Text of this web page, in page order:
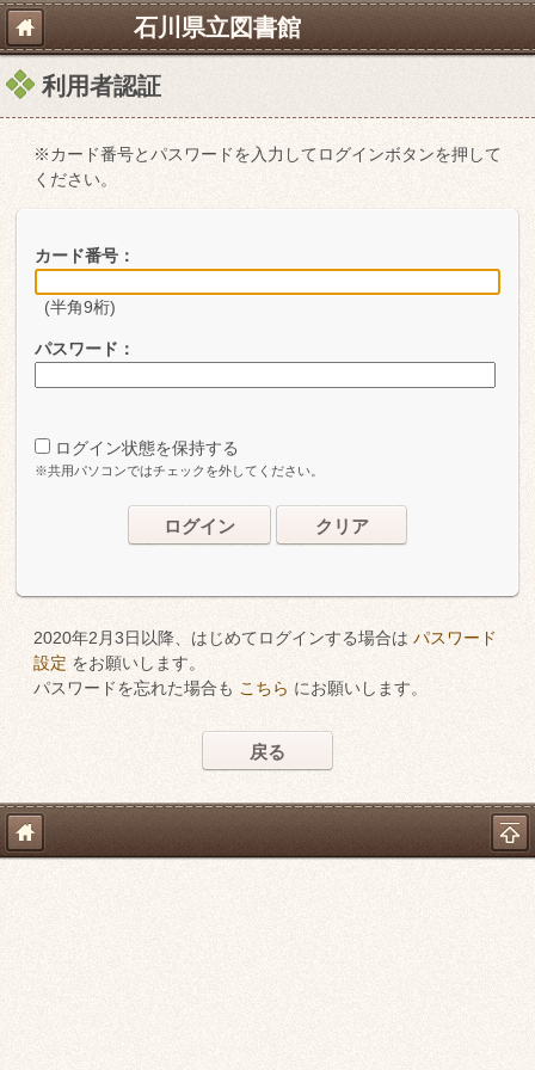
石川県立図書館
利用者認証
※カード番号とパスワードを入力してログインボタンを押して
ください。
カード番号：
(半角9桁)
パスワード：
ログイン状態を保持する
※共用パソコンではチェックを外してください。
ログイン クリア
2020年2月3日以降、はじめてログインする場合は パスワード
設定 をお願いします。
パスワードを忘れた場合も こちら にお願いします。
戻る